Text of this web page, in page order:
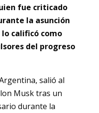
fue criticado
la asunción
calificó como
del progreso
salió al
Musk tras un
durante la